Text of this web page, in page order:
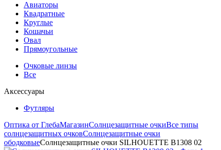
Авиаторы
Квадратные
Круглые
Кошачьи
Овал
Прямоугольные
Очковые линзы
Все
Аксессуары
Футляры
Оптика от ГлебаМагазинСолнцезащитные очкиВсе типы
солнцезащитных очковСолнцезащитные очки
ободковыеСолнцезащитные очки SILHOUETTE B1308 02